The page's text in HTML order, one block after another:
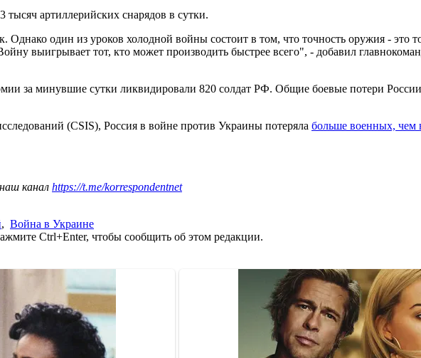
артиллерийских снарядов в сутки.
один из уроков холодной войны состоит в том, что точность оружия - это
выигрывает тот, кто может производить быстрее всего", - добавил
за минувшие сутки ликвидировали 820 солдат РФ. Общие боевые потери
(CSIS), Россия в войне против Украины потеряла больше военных, чем
канал https://t.me/korrespondentnet
, Война в Украине
Ctrl+Enter, чтобы сообщить об этом редакции.